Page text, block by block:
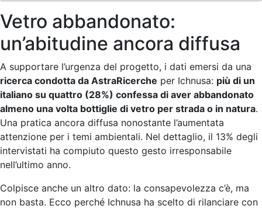
Vetro abbandonato:
un’abitudine ancora diffusa
A supportare l’urgenza del progetto, i dati emersi da una
ricerca condotta da AstraRicerche per Ichnusa: più di un
italiano su quattro (28%) confessa di aver abbandonato
almeno una volta bottiglie di vetro per strada o in natura.
Una pratica ancora diffusa nonostante l’aumentata
attenzione per i temi ambientali. Nel dettaglio, il 13% degli
intervistati ha compiuto questo gesto irresponsabile
nell’ultimo anno.
Colpisce anche un altro dato: la consapevolezza c’è, ma
non basta. Ecco perché Ichnusa ha scelto di rilanciare con